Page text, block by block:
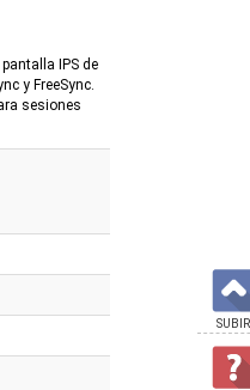
IPS de
y FreeSync.
sesiones
SUBIR